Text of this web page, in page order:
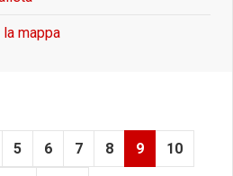
mappa
5 6 7 8 9 10